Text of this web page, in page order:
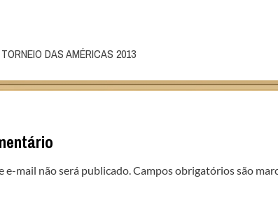
DAS AMÉRICAS 2013
e-mail não será publicado.Campos obrigatórios são